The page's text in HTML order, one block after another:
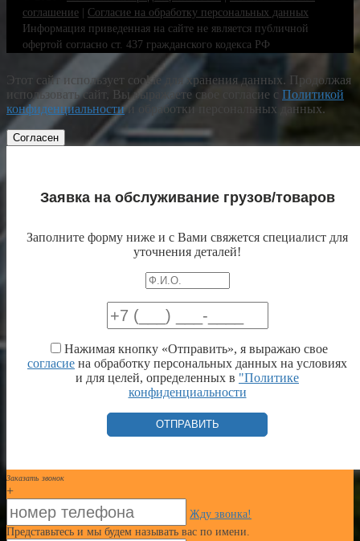
соглашение | Согласие на обработку персональных данных
Информация приведенная на сайте не является публичной
офертой согласно ст. 437 гражданского кодекса РФ
Этот сайт использует cookie для хранения данных. Продолжая
использовать сайт, Вы выражаете свое согласие с Политикой
конфиденциальностии обработки персональных данных.
Согласен
Заявка на обслуживание грузов/товаров
Заполните форму ниже и с Вами свяжется специалист для
уточнения деталей!
Нажимая кнопку «Отправить», я выражаю свое
согласие на обработку персональных данных на условиях
и для целей, определенных в "Политике
конфиденциальности
Заказать звонок
+
Жду звонка!
Представьтесь и мы будем называть вас по имени.